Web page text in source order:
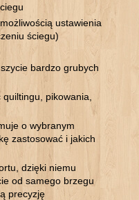
ustawienia
ściegu)
bardzo grubych
pikowania,
o wybranym
zastosować i jakich
dzięki niemu
od samego brzegu
precyzję